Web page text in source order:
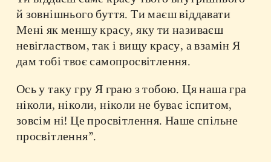
й зовнішнього буття. Ти маєш віддавати
Мені як меншу красу, яку ти називаєш
невіглаством, так і вищу красу, а взамін Я
дам тобі твоє самопросвітлення.
Ось у таку гру Я граю з тобою. Ця наша гра
ніколи, ніколи, ніколи не буває іспитом,
зовсім ні! Це просвітлення. Наше спільне
просвітлення”.